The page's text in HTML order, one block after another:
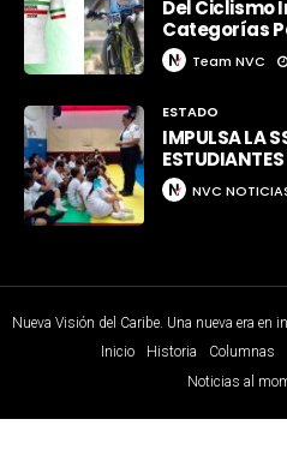
Del Ciclismo
Categorías
Team NVC
ESTADO
IMPULSA LA
ESTUDIANTES
NVC
Nueva Visión del Caribe. Una nueva era en
Inicio
Historia Columnas
Noticias al